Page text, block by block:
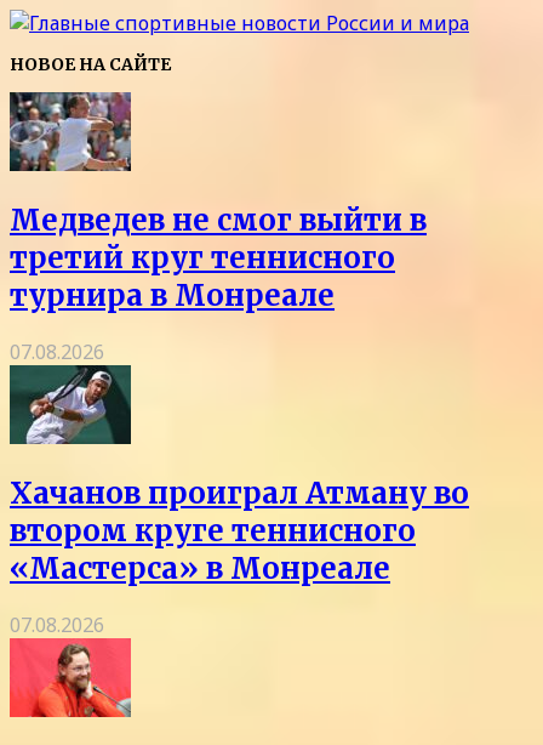
НОВОЕ НА САЙТЕ
Медведев не смог выйти в
третий круг теннисного
турнира в Монреале
07.08.2026
Хачанов проиграл Атману во
втором круге теннисного
«Мастерса» в Монреале
07.08.2026